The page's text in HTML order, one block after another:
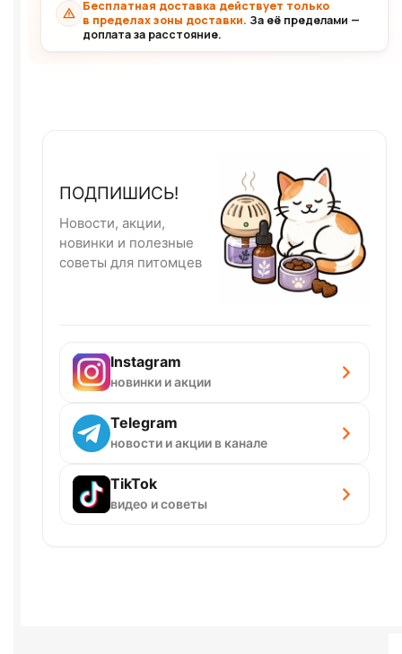
Бесплатная доставка действует только
в пределах зоны доставки. За её пределами —
доплата за расстояние.
ПОДПИШИСЬ!
Новости, акции,
новинки и полезные
советы для питомцев
Instagram
новинки и акции
Telegram
новости и акции в канале
TikTok
видео и советы